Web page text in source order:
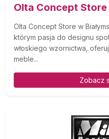
Olta Concept Store
Olta Concept Store w
którym pasja do designu
włoskiego wzornictwa,
meble...
Zobacz